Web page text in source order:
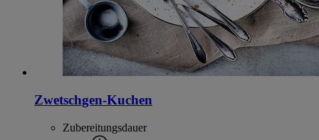
Zwetschgen-Kuchen
Zubereitungsdauer